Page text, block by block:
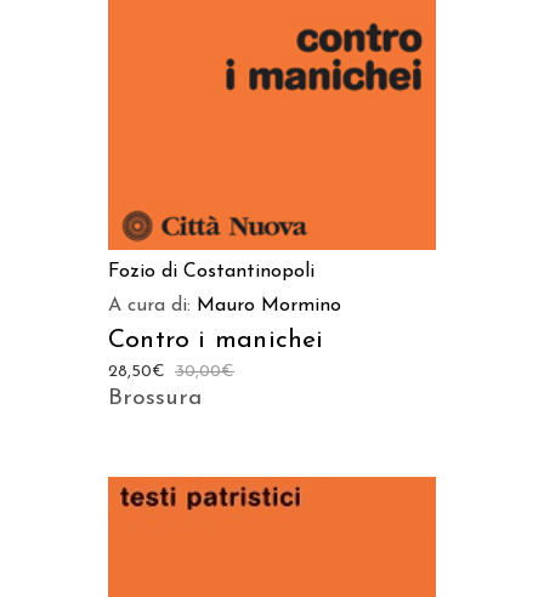
Fozio di Costantinopoli
A cura di: Mauro Mormino
Contro i manichei
30,00€
28,50€
Brossura